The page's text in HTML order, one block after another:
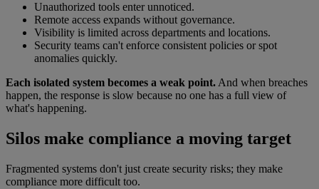
Unauthorized tools enter unnoticed.
Remote access expands without governance.
Visibility is limited across departments and locations.
Security teams can't enforce consistent policies or spot
anomalies quickly.
Each isolated system becomes a weak point. And when breaches
happen, the response is slow because no one has a full view of
what's happening.
Silos make compliance a moving target
Fragmented systems don't just create security risks; they make
compliance more difficult too.